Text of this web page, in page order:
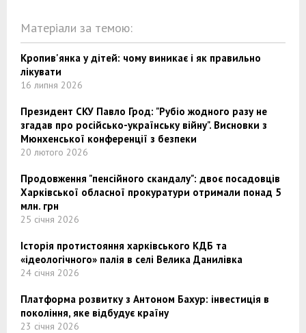
Матеріали за темою:
Кропив'янка у дітей: чому виникає і як правильно
лікувати
16 липня 2026
Президент СКУ Павло Грод: "Рубіо жодного разу не
згадав про російсько-українську війну". Висновки з
Мюнхенської конференції з безпеки
20 лютого 2026
Продовження "пенсійного скандалу": двоє посадовців
Харківської обласної прокуратури отримали понад 5
млн. грн
25 січня 2026
Історія протистояння харківського КДБ та
«ідеологічного» палія в селі Велика Данилівка
24 січня 2026
Платформа розвитку з Антоном Бахур: інвестиція в
покоління, яке відбудує країну
23 січня 2026